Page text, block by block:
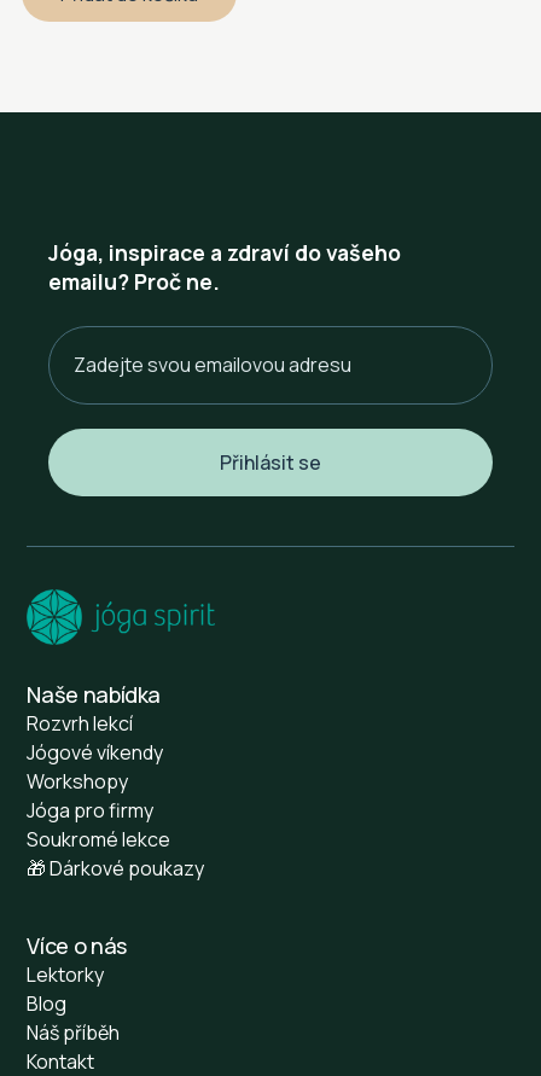
Jóga, inspirace a zdraví do vašeho
emailu? Proč ne.
Naše nabídka
Rozvrh lekcí
Jógové víkendy
Workshopy
Jóga pro firmy
Soukromé lekce
🎁 Dárkové poukazy
Více o nás
Lektorky
Blog
Náš příběh
Kontakt